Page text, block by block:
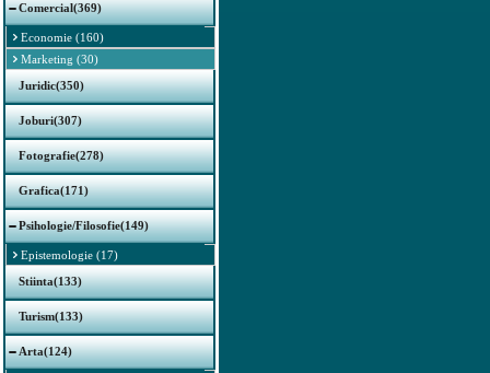
Comercial(369)
Economie (160)
Marketing (30)
Juridic(350)
Joburi(307)
Fotografie(278)
Grafica(171)
Psihologie/Filosofie(149)
Epistemologie (17)
Stiinta(133)
Turism(133)
Arta(124)